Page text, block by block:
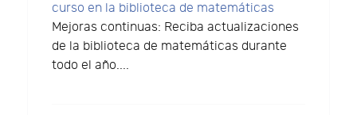
curso en la biblioteca de matemáticas
Mejoras continuas: Reciba actualizaciones
de la biblioteca de matemáticas durante
todo el año....